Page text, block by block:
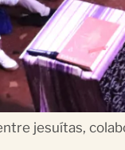
jesuítas,